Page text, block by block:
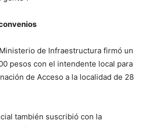
de Infraestructura firmó un
pesos con el intendente local para
de Acceso a la localidad de 28
también suscribió con la